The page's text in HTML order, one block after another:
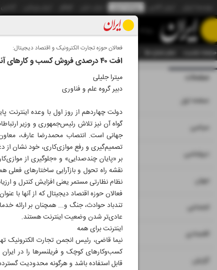
صفحه نخست تمام ویژه نامه ها آرشیو سازمان آگهی‌ها دستیار
فعالان حوزه تجارت الکترونیک و اقتصاد دیجیتال:
افت ۴۰ درصدی فروش کسب و کارهای آنلاین
میترا جلیلی
دبیر گروه علم و فناوری
دولت چهاردهم از روز اول با وعده
گواه آن نیز تلاش رئیس‌جمهوری و وزیر
جهانی است. انتصاب محمدرضا عارف،
تصمیم‌گیری و رفع موازی‌کاری، خود نشان
بر «پایان چندصدایی» و «جلوگیری از
نقشه راه تحول و بازآرایی ساختارهای
نظام نظارتی مستمر یعنی افزایش کنترل و
فعالان حوزه اقتصاد دیجیتال که از آنها با
تندباد حوادث، جنگ و... همچنان بر ارائه
عادی‌تر شدن وضعیت اینترنت هستند.
اینترنت برای همه
نیما قاضی، رئیس انجمن تجارت الکترونیک
کسب‌وکارهای کوچک و فریلنسرها را در ایران
قابل استفاده باشد و هرگونه محدودیت
صفحات
صفحه اول
سیاسی ۲ ۳
دیپلماسی ۴
جهان ۵
اجتماعی ۶
اقتصادی ۷ ۸
گزارش ۹